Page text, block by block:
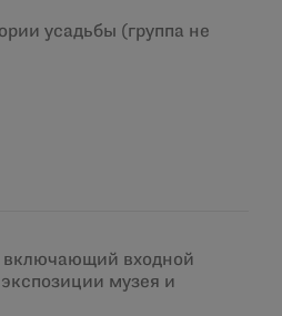
усадьбы (группа не
включающий входной
музея и